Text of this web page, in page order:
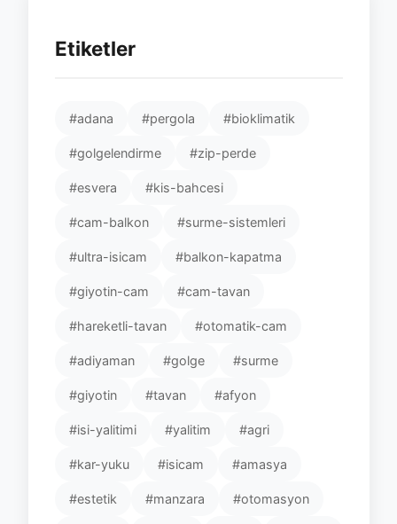
Etiketler
#adana #pergola #bioklimatik
#golgelendirme #zip-perde
#esvera #kis-bahcesi
#cam-balkon #surme-sistemleri
#ultra-isicam #balkon-kapatma
#giyotin-cam #cam-tavan
#hareketli-tavan #otomatik-cam
#adiyaman #golge #surme
#giyotin #tavan #afyon
#isi-yalitimi #yalitim #agri
#kar-yuku #isicam #amasya
#estetik #manzara #otomasyon